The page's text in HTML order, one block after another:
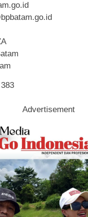
383
Advertisement